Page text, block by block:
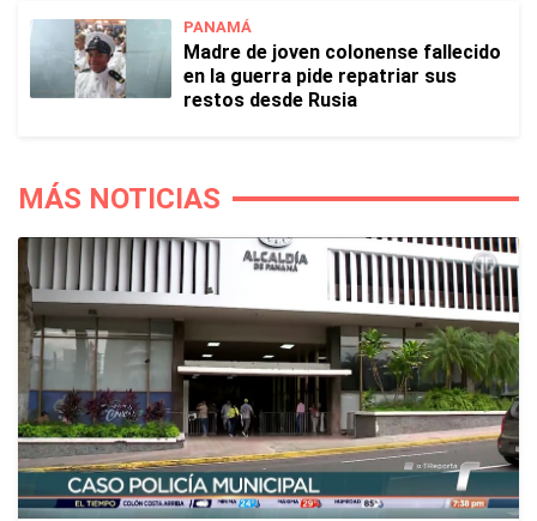
PANAMÁ
Madre de joven colonense fallecido
en la guerra pide repatriar sus
restos desde Rusia
MÁS NOTICIAS